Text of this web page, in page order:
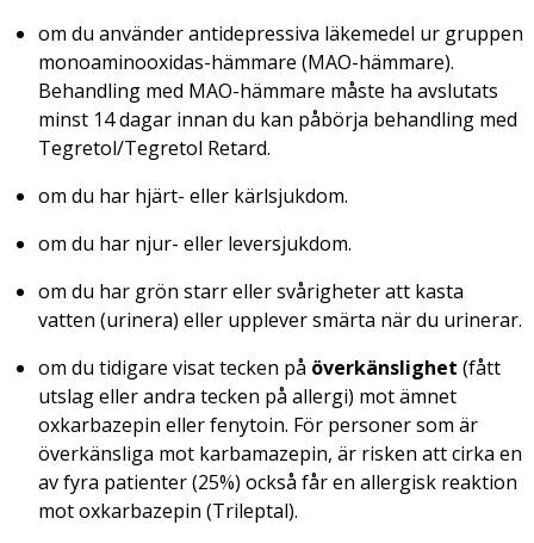
om du använder antidepressiva läkemedel ur gruppen
monoaminooxidas-hämmare (MAO-hämmare).
Behandling med MAO-hämmare måste ha avslutats
minst 14 dagar innan du kan påbörja behandling med
Tegretol/Tegretol Retard.
om du har hjärt- eller kärlsjukdom.
om du har njur- eller leversjukdom.
om du har grön starr eller svårigheter att kasta
vatten (urinera) eller upplever smärta när du urinerar.
om du tidigare visat tecken på överkänslighet (fått
utslag eller andra tecken på allergi) mot ämnet
oxkarbazepin eller fenytoin. För personer som är
överkänsliga mot karbamazepin, är risken att cirka en
av fyra patienter (25%) också får en allergisk reaktion
mot oxkarbazepin (Trileptal).